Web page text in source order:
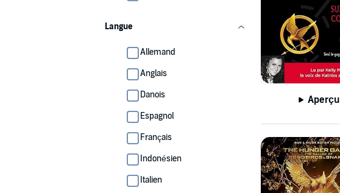
Langue
Allemand
Anglais
Danois
Espagnol
Français
Indonésien
Italien
Aperçu